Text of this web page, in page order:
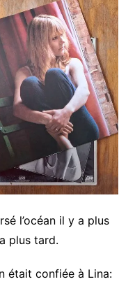
l’océan il y a plus
plus tard.
était confiée à Lina: